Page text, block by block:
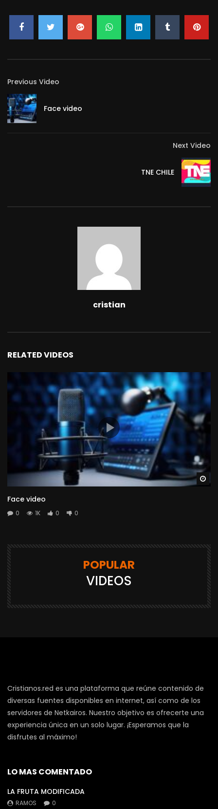
Previous Video
Face video
Next Video
TNE CHILE
cristian
RELATED VIDEOS
Face video
0 1K 0 0
POPULAR
VIDEOS
Cristianos.red es una plataforma que reúne contenido de
diversas fuentes disponibles en internet, así como de los
servidores de Netkairos. Nuestro objetivo es ofrecerte una
experiencia única en un solo lugar. ¡Esperamos que la
disfrutes al máximo!
LO MAS COMENTADO
LA FRUTA MODIFICADA
RAMOS 0